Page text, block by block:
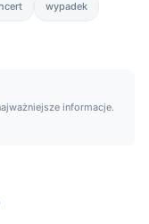
wypadek
informacje.